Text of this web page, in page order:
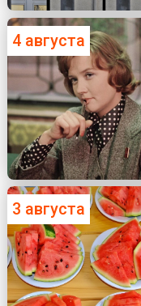
4 августа
3 августа